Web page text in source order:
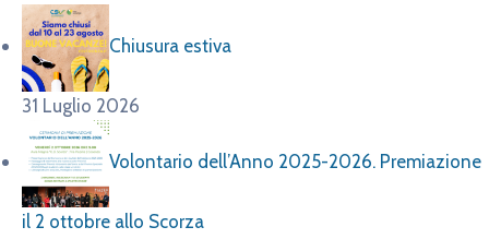
Chiusura estiva
31 Luglio 2026
Volontario dell’Anno 2025-2026. Premiazione
il 2 ottobre allo Scorza